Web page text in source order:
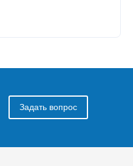
Задать вопрос